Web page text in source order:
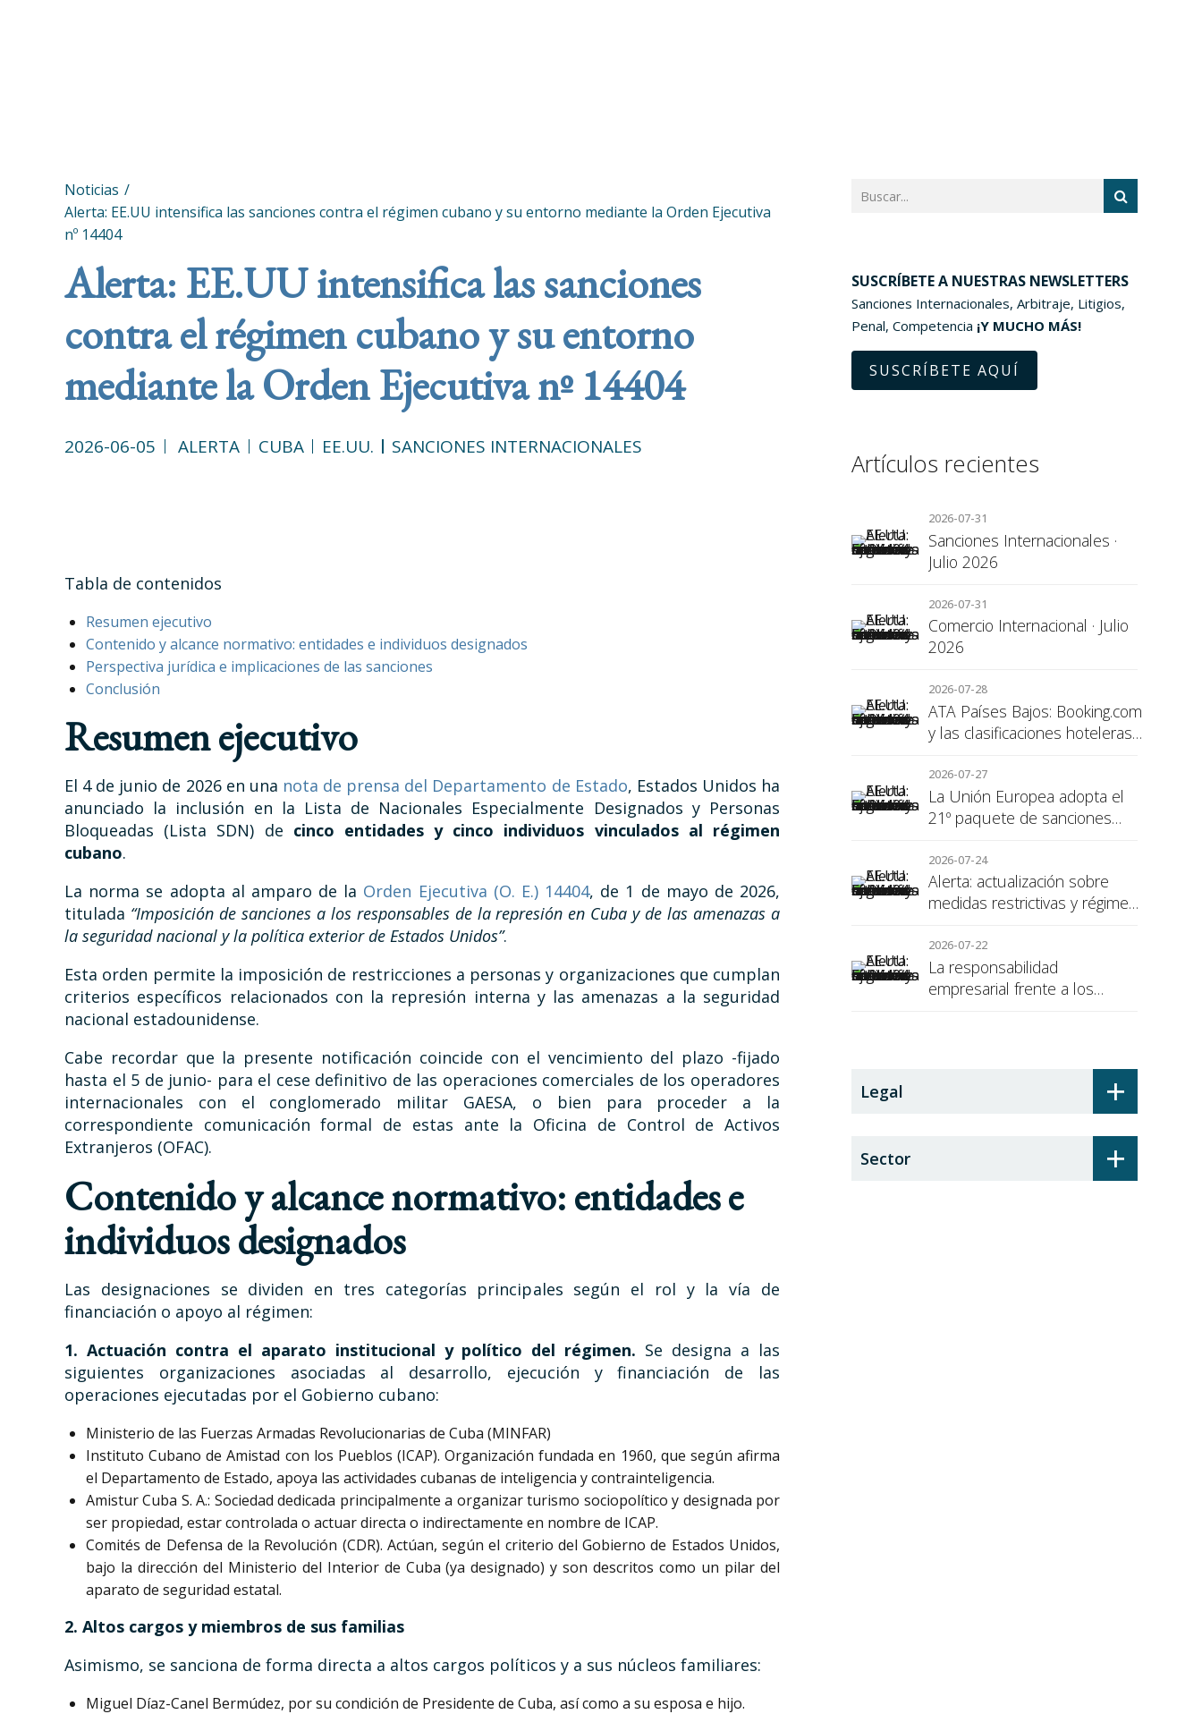
Noticias
Alerta: EE.UU intensifica las sanciones contra el régimen cubano y su entorno mediante la Orden Ejecutiva
nº 14404
Alerta: EE.UU intensifica las sanciones
contra el régimen cubano y su entorno
mediante la Orden Ejecutiva nº 14404
2026-06-05 ALERTA CUBA EE.UU. SANCIONES INTERNACIONALES
Tabla de contenidos
Resumen ejecutivo
Contenido y alcance normativo: entidades e individuos designados
Perspectiva jurídica e implicaciones de las sanciones
Conclusión
Resumen ejecutivo
El 4 de junio de 2026 en una nota de prensa del Departamento de Estado, Estados Unidos ha
anunciado la inclusión en la Lista de Nacionales Especialmente Designados y Personas
Bloqueadas (Lista SDN) de cinco entidades y cinco individuos vinculados al régimen
cubano.
La norma se adopta al amparo de la Orden Ejecutiva (O. E.) 14404, de 1 de mayo de 2026,
titulada “Imposición de sanciones a los responsables de la represión en Cuba y de las amenazas a
la seguridad nacional y la política exterior de Estados Unidos”.
Esta orden permite la imposición de restricciones a personas y organizaciones que cumplan
criterios específicos relacionados con la represión interna y las amenazas a la seguridad
nacional estadounidense.
Cabe recordar que la presente notificación coincide con el vencimiento del plazo -fijado
hasta el 5 de junio- para el cese definitivo de las operaciones comerciales de los operadores
internacionales con el conglomerado militar GAESA, o bien para proceder a la
correspondiente comunicación formal de estas ante la Oficina de Control de Activos
Extranjeros (OFAC).
Contenido y alcance normativo: entidades e
individuos designados
Las designaciones se dividen en tres categorías principales según el rol y la vía de
financiación o apoyo al régimen:
1. Actuación contra el aparato institucional y político del régimen. Se designa a las
siguientes organizaciones asociadas al desarrollo, ejecución y financiación de las
operaciones ejecutadas por el Gobierno cubano:
Ministerio de las Fuerzas Armadas Revolucionarias de Cuba (MINFAR)
Instituto Cubano de Amistad con los Pueblos (ICAP). Organización fundada en 1960, que según afirma
el Departamento de Estado, apoya las actividades cubanas de inteligencia y contrainteligencia.
Amistur Cuba S. A.: Sociedad dedicada principalmente a organizar turismo sociopolítico y designada por
ser propiedad, estar controlada o actuar directa o indirectamente en nombre de ICAP.
Comités de Defensa de la Revolución (CDR). Actúan, según el criterio del Gobierno de Estados Unidos,
bajo la dirección del Ministerio del Interior de Cuba (ya designado) y son descritos como un pilar del
aparato de seguridad estatal.
2. Altos cargos y miembros de sus familias
Asimismo, se sanciona de forma directa a altos cargos políticos y a sus núcleos familiares:
Miguel Díaz-Canel Bermúdez, por su condición de Presidente de Cuba, así como a su esposa e hijo.
SUSCRÍBETE A NUESTRAS NEWSLETTERS
Sanciones Internacionales, Arbitraje, Litigios,
Penal, Competencia ¡Y MUCHO MÁS!
SUSCRÍBETE AQUÍ
Artículos recientes
2026-07-31
Sanciones Internacionales ·
Julio 2026
2026-07-31
Comercio Internacional · Julio
2026
2026-07-28
ATA Países Bajos: Booking.com
y las clasificaciones hoteleras,
para el consumidor
2026-07-27
La Unión Europea adopta el
21º paquete de sanciones
2026-07-24
Alerta: actualización sobre
medidas restrictivas y régimen
2026-07-22
La responsabilidad
empresarial frente a los
+
Legal
+
Sector